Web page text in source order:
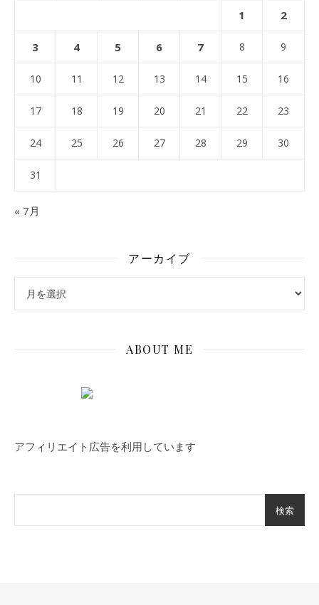
1 2
3 4 5 6 7 8 9
10 11 12 13 14 15 16
17 18 19 20 21 22 23
24 25 26 27 28 29 30
31
« 7月
アーカイブ
ABOUT ME
アフィリエイト広告を利用しています
検索